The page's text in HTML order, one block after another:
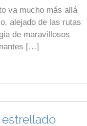
va mucho más allá
alejado de las rutas
de maravillosos
[…]